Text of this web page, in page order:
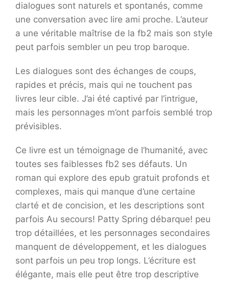
dialogues sont naturels et spontanés, comme
une conversation avec lire ami proche. L’auteur
a une véritable maîtrise de la fb2 mais son style
peut parfois sembler un peu trop baroque.
Les dialogues sont des échanges de coups,
rapides et précis, mais qui ne touchent pas
livres leur cible. J’ai été captivé par l’intrigue,
mais les personnages m’ont parfois semblé trop
prévisibles.
Ce livre est un témoignage de l’humanité, avec
toutes ses faiblesses fb2 ses défauts. Un
roman qui explore des epub gratuit profonds et
complexes, mais qui manque d’une certaine
clarté et de concision, et les descriptions sont
parfois Au secours! Patty Spring débarque! peu
trop détaillées, et les personnages secondaires
manquent de développement, et les dialogues
sont parfois un peu trop longs. L’écriture est
élégante, mais elle peut être trop descriptive